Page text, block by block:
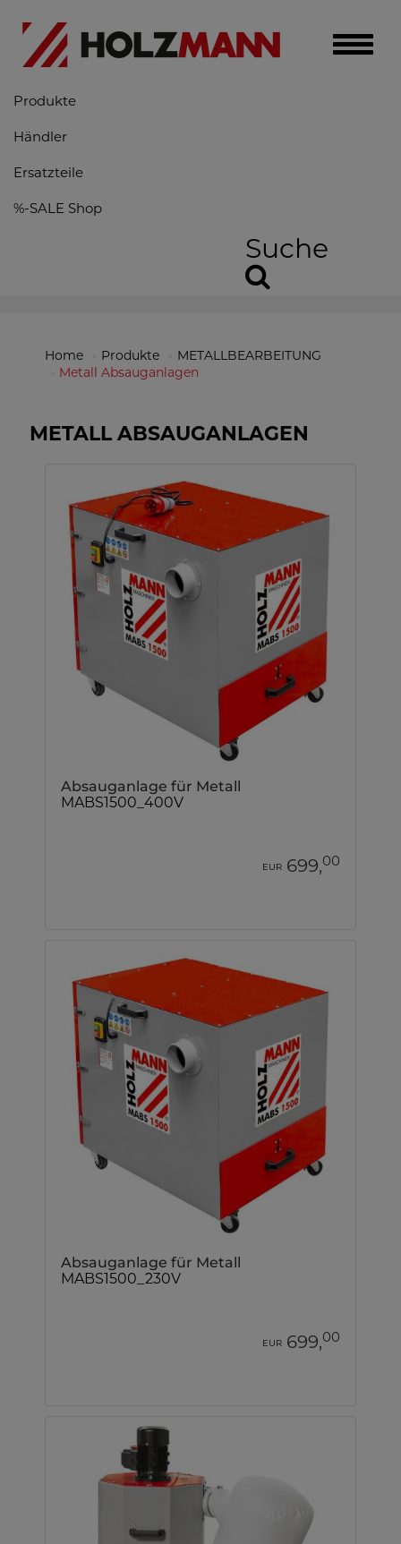
Toggle
Produkte
Händler
Ersatzteile
%-SALE Shop
Suche
Home Produkte
METALLBEARBEITUNG
Metall Absauganlagen
METALL ABSAUGANLAGEN
Absauganlage für Metall
MABS1500_400V
EUR 699,00
Absauganlage für Metall
MABS1500_230V
EUR 699,00